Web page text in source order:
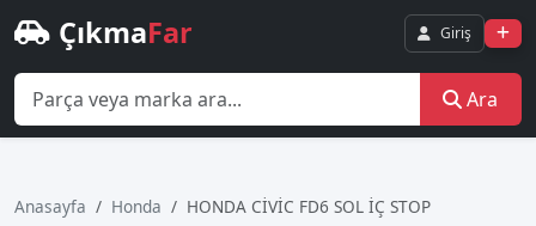
ÇıkmaFar Giriş
Ara
Anasayfa Honda HONDA CİVİC FD6 SOL İÇ STOP